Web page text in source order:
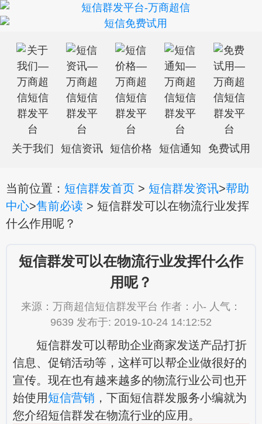
关于我们 短信资讯 短信价格 短信通知 免费试用
当前位置： 短信群发首页 > 短信群发资讯>帮助
中心>售前必读 > 短信群发可以在物流行业发挥
什么作用呢？
短信群发可以在物流行业发挥什么作
用呢？
来源：万商超信短信群发平台 作者：小- 人气：
9639 发布于: 2019-10-24 14:12:52
短信群发可以帮助企业商家发送产品打折
信息、促销活动等，这样可以帮企业做很好的
宣传。现在也有越来越多的物流行业公司也开
始使用短信营销 ，下面短信群发服务小编就为
您介绍短信群发在物流行业的应用。